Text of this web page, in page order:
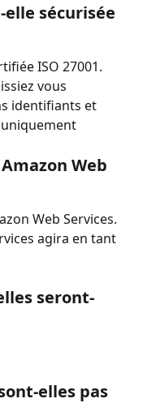
sécurisée
ISO 27001.
vous
identifiants et
Web
Web Services.
agira en tant
seront-
elles pas